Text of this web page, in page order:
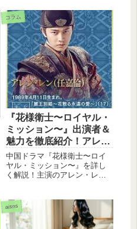
コラム
『花様衛士〜ロイヤル・
ミッション〜』出演者＆
魅力を徹底紹介！アレ
ン・レンに沼る人続出の
理由とは？
中国ドラマ『花様衛士〜ロイ
ヤル・ミッション〜』を詳し
く解説！主演のアレン・レン
した。ツンデレ指揮官と天才
女子捕快が繰り広げる、恋と
事件の行方を教えますね。
aisns